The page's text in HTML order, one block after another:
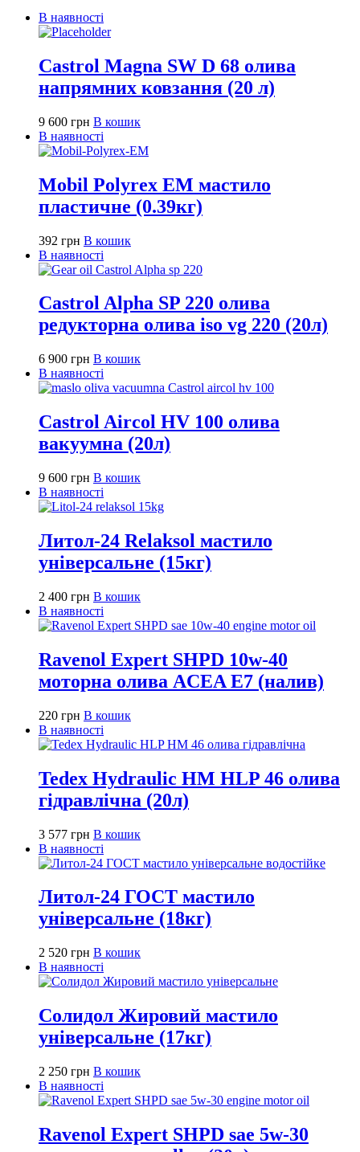
В наявності
Castrol Magna SW D 68 олива
напрямних ковзання (20 л)
9 600 грн В кошик
В наявності
Mobil Polyrex EM мастило
пластичне (0.39кг)
392 грн В кошик
В наявності
Castrol Alpha SP 220 олива
редукторна олива iso vg 220 (20л)
6 900 грн В кошик
В наявності
Castrol Aircol HV 100 олива
вакуумна (20л)
9 600 грн В кошик
В наявності
Литол-24 Relaksol мастило
універсальне (15кг)
2 400 грн В кошик
В наявності
Ravenol Expert SHPD 10w-40
моторна олива ACEA E7 (налив)
220 грн В кошик
В наявності
Tedex Hydraulic HM HLP 46 олива
гідравлічна (20л)
3 577 грн В кошик
В наявності
Литол-24 ГОСТ мастило
універсальне (18кг)
2 520 грн В кошик
В наявності
Солидол Жировий мастило
універсальне (17кг)
2 250 грн В кошик
В наявності
Ravenol Expert SHPD sae 5w-30